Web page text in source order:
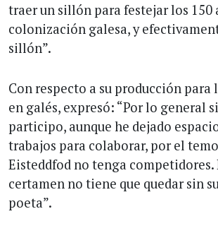
traer un sillón para festejar los 150
colonización galesa, y
sillón”.
Con respecto a su producción para
en galés, expresó: “Por lo general
participo, aunque he dejado
trabajos para colaborar, por el
Eisteddfod no tenga competidores.
certamen no tiene que quedar sin
poeta”.